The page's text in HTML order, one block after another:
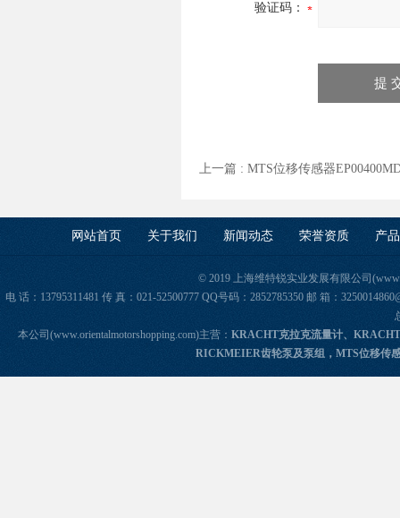
验证码：
上一篇 : MTS位移传感器
网站首页 关于我们 新闻动态 荣誉资质 产
© 2019 上海维特锐实业发展有限公司
电 话：13795311481 传 真：021-52500777 QQ号码：2852785350 邮 箱：
本公司(www.orientalmotorshopping.com)主营： KRACHT克拉克流量计、
RICKMEIER齿轮泵及泵组，MTS位移传